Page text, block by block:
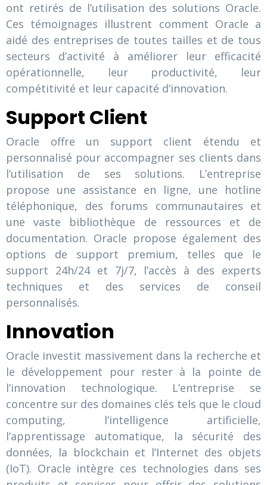
ont retirés de l’utilisation des solutions Oracle.
Ces témoignages illustrent comment Oracle a
aidé des entreprises de toutes tailles et de tous
secteurs d’activité à améliorer leur efficacité
opérationnelle, leur productivité, leur
compétitivité et leur capacité d’innovation.
Support Client
Oracle offre un support client étendu et
personnalisé pour accompagner ses clients dans
l’utilisation de ses solutions. L’entreprise
propose une assistance en ligne, une hotline
téléphonique, des forums communautaires et
une vaste bibliothèque de ressources et de
documentation. Oracle propose également des
options de support premium, telles que le
support 24h/24 et 7j/7, l’accès à des experts
techniques et des services de conseil
personnalisés.
Innovation
Oracle investit massivement dans la recherche et
le développement pour rester à la pointe de
l’innovation technologique. L’entreprise se
concentre sur des domaines clés tels que le cloud
computing, l’intelligence artificielle,
l’apprentissage automatique, la sécurité des
données, la blockchain et l’Internet des objets
(IoT). Oracle intègre ces technologies dans ses